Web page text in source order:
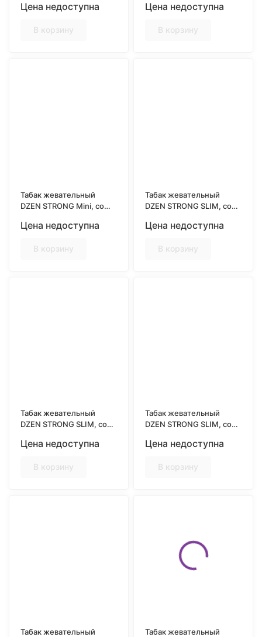
Цена недоступна
В корзину
Цена недоступна
В корзину
Табак жевательный
DZEN STRONG Mini, со
Цена недоступна
В корзину
Табак жевательный
DZEN STRONG SLIM, со
Цена недоступна
В корзину
Табак жевательный
DZEN STRONG SLIM, со
Цена недоступна
В корзину
Табак жевательный
DZEN STRONG SLIM, со
Цена недоступна
В корзину
Табак жевательный
Табак жевательный